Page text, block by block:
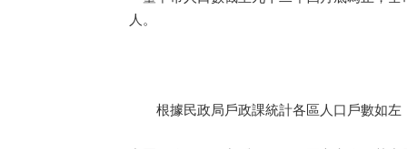
人。
根據民政局戶政課統計各區人口戶數如